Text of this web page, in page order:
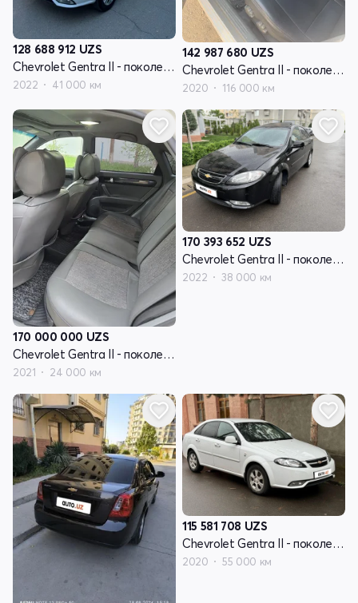
128 688 912 UZS
Chevrolet Gentra II - поколение
2022 41 000 км
142 987 680 UZS
Chevrolet Gentra II - поколение
2020 116 000 км
170 000 000 UZS
Chevrolet Gentra II - поколение
2021 24 000 км
170 393 652 UZS
Chevrolet Gentra II - поколение
2022 38 000 км
115 581 708 UZS
Chevrolet Gentra II - поколение
2020 55 000 км